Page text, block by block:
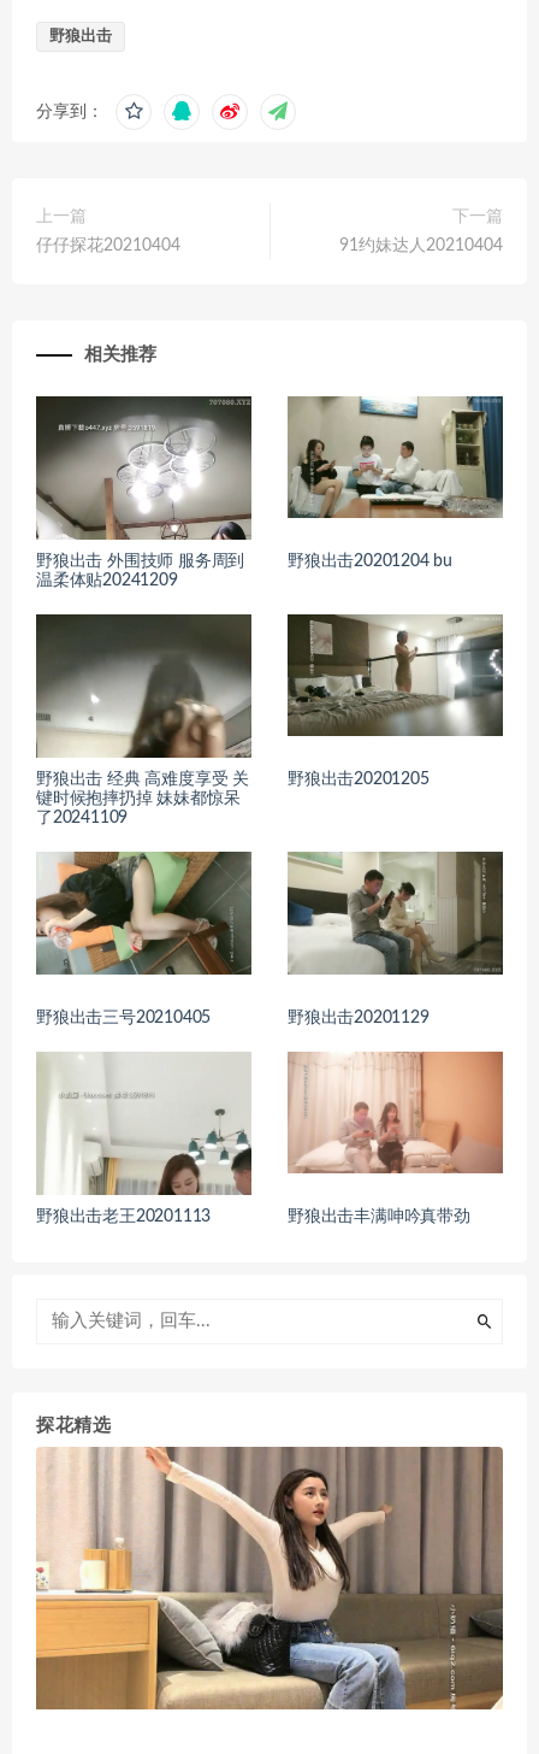
野狼出击
分享到：
上一篇
仔仔探花20210404
下一篇
91约妹达人20210404
相关推荐
野狼出击 外围技师 服务周到
温柔体贴20241209
野狼出击20201204 bu
野狼出击 经典 高难度享受 关
键时候抱摔扔掉 妹妹都惊呆
了20241109
野狼出击20201205
野狼出击三号20210405 野狼出击20201129
野狼出击老王20201113 野狼出击丰满呻吟真带劲
探花精选